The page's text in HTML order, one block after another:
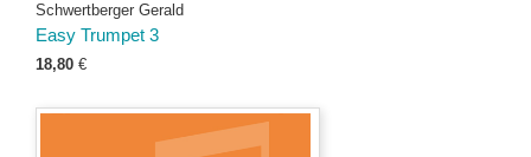
Schwertberger Gerald
Easy Trumpet 3
18,80 €